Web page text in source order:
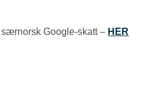
Google-skatt – HER